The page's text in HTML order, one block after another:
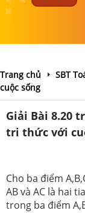
Trang chủ
SBT
cuộc sống
Giải Bài 8.20
tri thức với
Cho ba điểm
AB và AC là hai
trong ba điểm